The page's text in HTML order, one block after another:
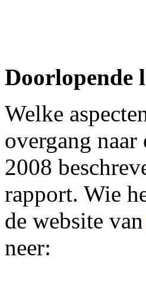
Doorlopende
Welke
overgang
2008
rapport. Wie
de website van
neer: